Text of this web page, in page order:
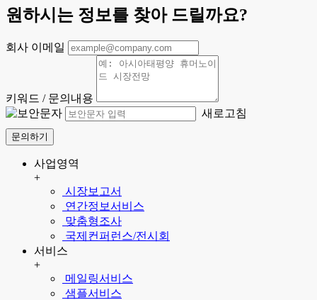
원하시는 정보를 찾아 드릴까요?
회사 이메일
키워드 / 문의내용
새로고침
문의하기
사업영역
+
시장보고서
연간정보서비스
맞춤형조사
국제컨퍼런스/전시회
서비스
+
메일링서비스
샘플서비스